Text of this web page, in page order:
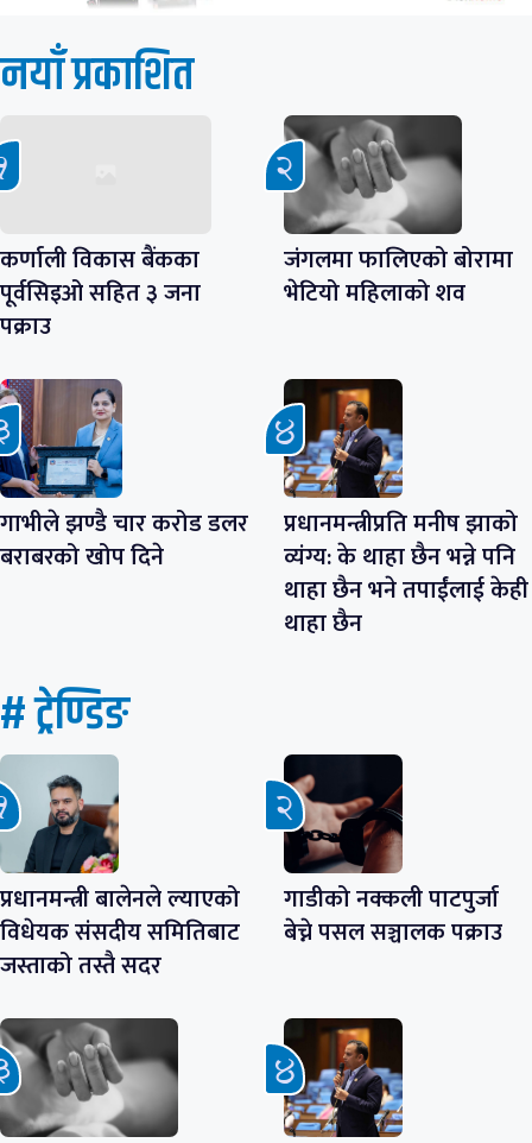
नयाँ प्रकाशित
कर्णाली विकास बैंकका
पूर्वसिइओ सहित ३ जना
पक्राउ
जंगलमा फालिएको बोरामा
भेटियो महिलाको शव
गाभीले झण्डै चार करोड डलर
बराबरको खोप दिने
प्रधानमन्त्रीप्रति मनीष झाको
व्यंग्य: के थाहा छैन भन्ने पनि
थाहा छैन भने तपाईंलाई केही
थाहा छैन
# ट्रेण्डिङ
प्रधानमन्त्री बालेनले ल्याएको
विधेयक संसदीय समितिबाट
जस्ताको तस्तै सदर
गाडीको नक्कली पाटपुर्जा
बेच्ने पसल सञ्चालक पक्राउ